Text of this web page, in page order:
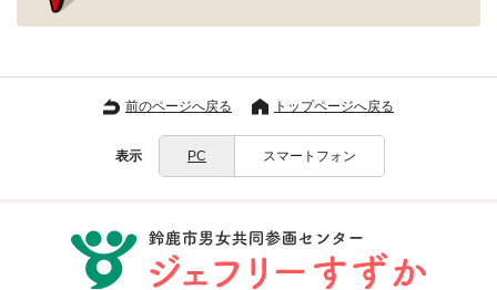
前のページへ戻る トップページへ戻る
表示 PC スマートフォン